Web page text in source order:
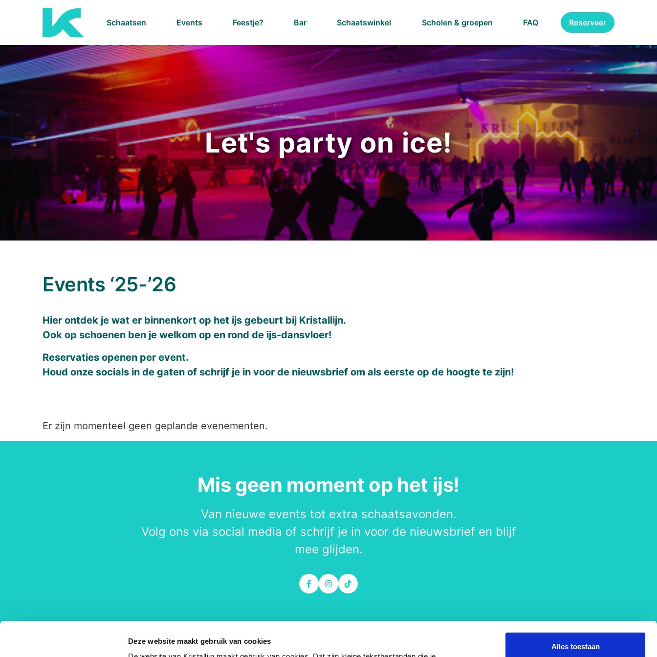
Deze website maakt gebruik van cookies
Alles toestaan
Schaatsen Events Feestje? Bar Schaatswinkel Scholen & groepen FAQ Reserveer
Let's party on ice!
Events ‘25-’26
Hier ontdek je wat er binnenkort op het ijs gebeurt bij Kristallijn.
Ook op schoenen ben je welkom op en rond de ijs-dansvloer!
Reservaties openen per event.
Houd onze socials in de gaten of schrijf je in voor de nieuwsbrief om als eerste op de hoogte te zijn!
Er zijn momenteel geen geplande evenementen.
Mis geen moment op het ijs!
Van nieuwe events tot extra schaatsavonden.
Volg ons via social media of schrijf je in voor de nieuwsbrief en blijf
mee glijden.
Contact Volg Ons